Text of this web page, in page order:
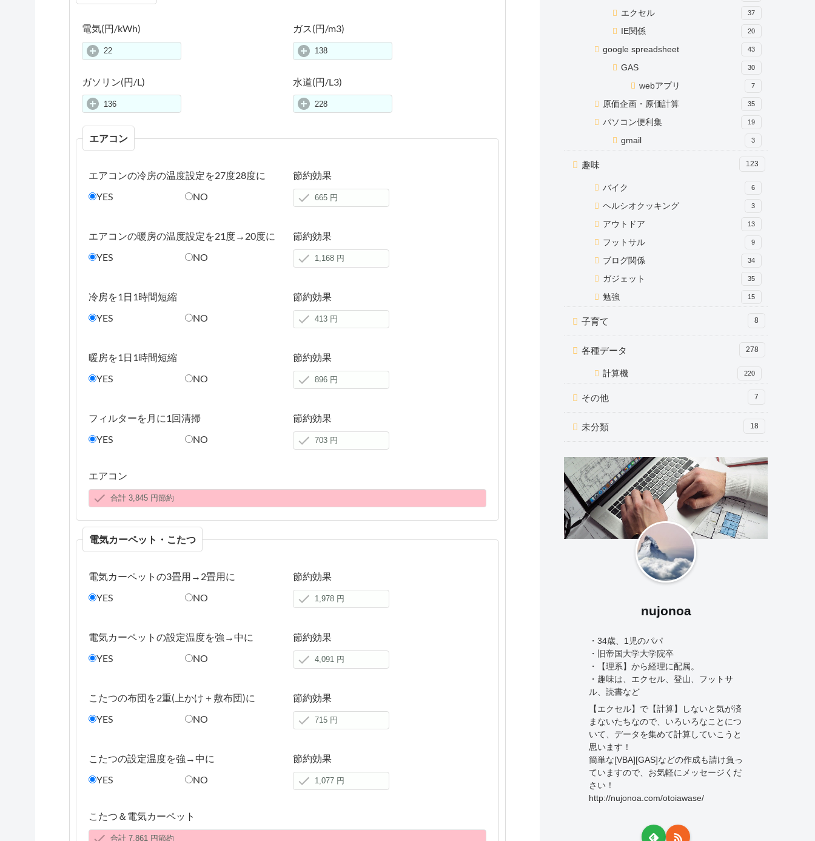
電気(円/kWh) ガス(円/m3)
ガソリン(円/L) 水道(円/L3)
エアコン
エアコンの冷房の温度設定を27度28度に
YES
NO
節約効果
エアコンの暖房の温度設定を21度→20度に
YES
NO
節約効果
冷房を1日1時間短縮
YES
NO
節約効果
暖房を1日1時間短縮
YES
NO
節約効果
フィルターを月に1回清掃
YES
NO
節約効果
エアコン
電気カーペット・こたつ
電気カーペットの3畳用→2畳用に
YES
NO
節約効果
電気カーペットの設定温度を強→中に
YES
NO
節約効果
こたつの布団を2重(上かけ＋敷布団)に
YES
NO
節約効果
こたつの設定温度を強→中に
YES
NO
節約効果
こたつ＆電気カーペット
エクセル 37
IE関係 20
google spreadsheet 43
GAS 30
webアプリ 7
原価企画・原価計算 35
パソコン便利集 19
gmail 3
趣味 123
バイク 6
ヘルシオクッキング 3
アウトドア 13
フットサル 9
ブログ関係 34
ガジェット 35
勉強 15
子育て 8
各種データ 278
計算機 220
その他 7
未分類 18
nujonoa
・34歳、1児のパパ
・旧帝国大学大学院卒
・【理系】から経理に配属。
・趣味は、エクセル、登山、フットサ
ル、読書など
【エクセル】で【計算】しないと気が済
まないたちなので、いろいろなことにつ
いて、データを集めて計算していこうと
思います！
簡単な[VBA][GAS]などの作成も請け負っ
ていますので、お気軽にメッセージくだ
さい！
http://nujonoa.com/otoiawase/